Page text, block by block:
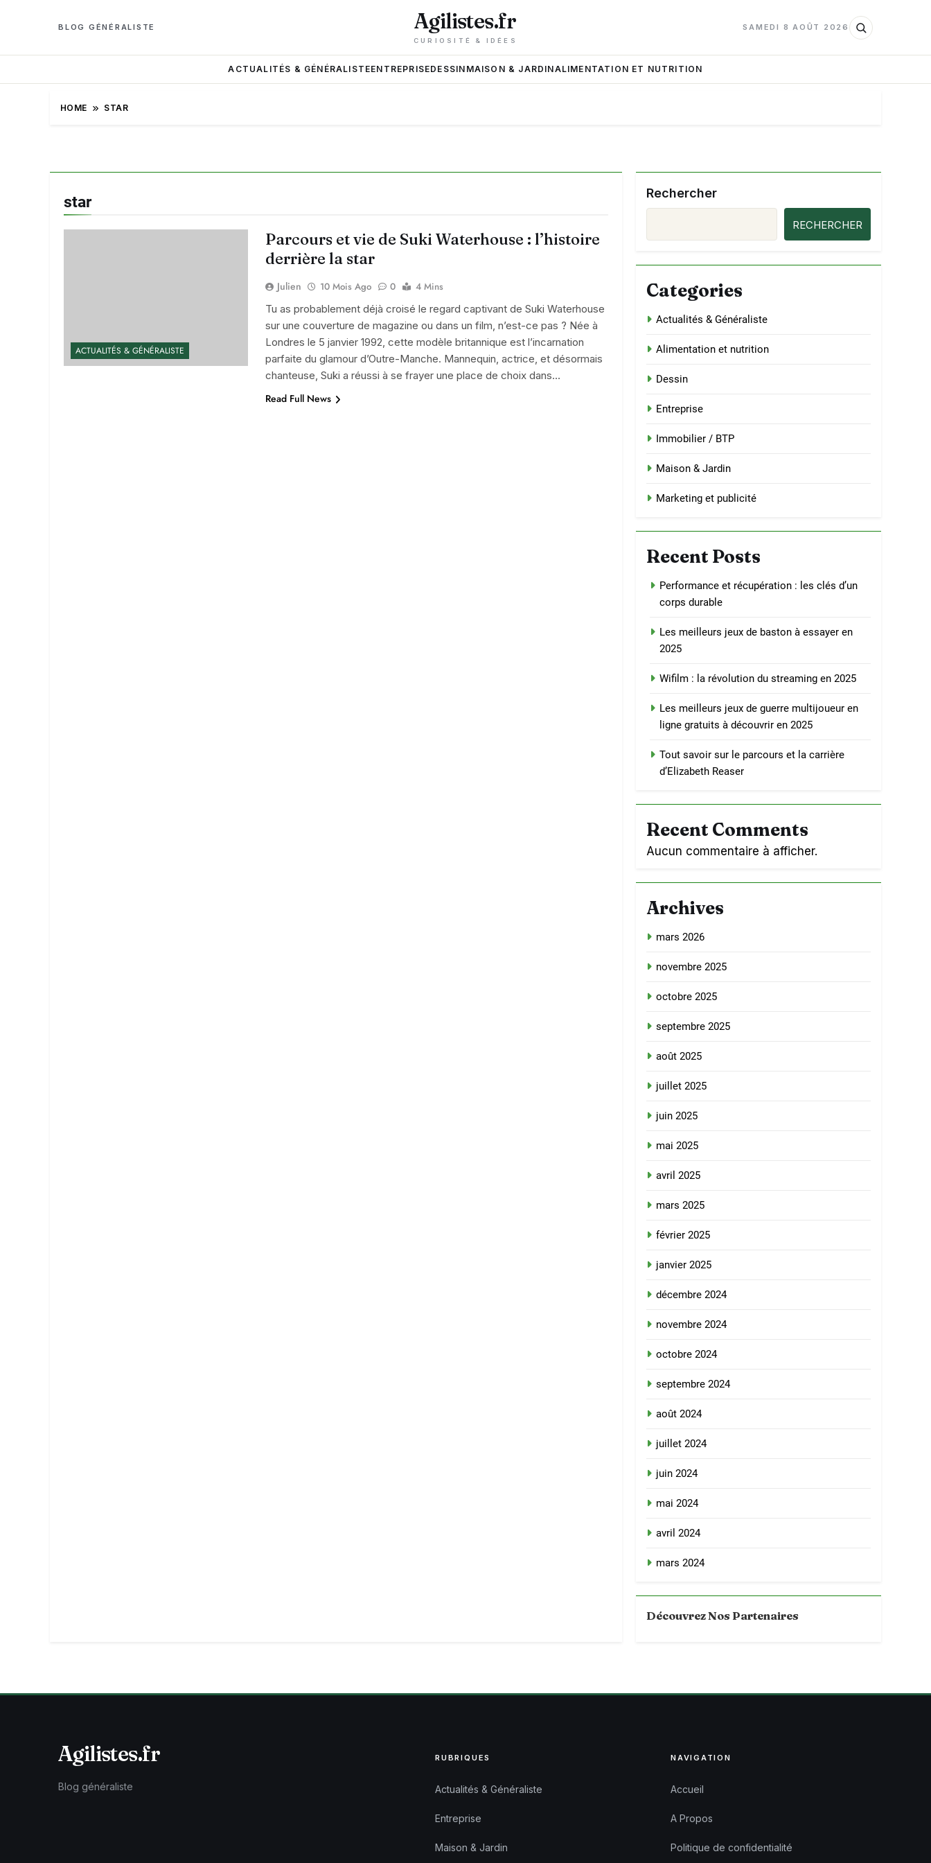
BLOG GÉNÉRALISTE Agilistes.fr
CURIOSITÉ & IDÉES
SAMEDI 8 AOÛT 2026
ACTUALITÉS & GÉNÉRALISTEENTREPRISEDESSIN MAISON & JARDINALIMENTATION ET NUTRITION
HOME STAR
star
ACTUALITÉS & GÉNÉRALISTE
Parcours et vie de Suki Waterhouse : l’histoire
derrière la star
Julien 10 Mois Ago 0
4 Mins
Tu as probablement déjà croisé le regard captivant de Suki Waterhouse
sur une couverture de magazine ou dans un film, n’est-ce pas ? Née à
Londres le 5 janvier 1992, cette modèle britannique est l’incarnation
parfaite du glamour d’Outre-Manche. Mannequin, actrice, et désormais
chanteuse, Suki a réussi à se frayer une place de choix dans…
Read Full News
Rechercher
RECHERCHER
Categories
Actualités & Généraliste
Alimentation et nutrition
Dessin
Entreprise
Immobilier / BTP
Maison & Jardin
Marketing et publicité
Recent Posts
Performance et récupération : les clés d’un
corps durable
Les meilleurs jeux de baston à essayer en
2025
Wifilm : la révolution du streaming en 2025
Les meilleurs jeux de guerre multijoueur en
ligne gratuits à découvrir en 2025
Tout savoir sur le parcours et la carrière
d’Elizabeth Reaser
Recent Comments
Aucun commentaire à afficher.
Archives
mars 2026
novembre 2025
octobre 2025
septembre 2025
août 2025
juillet 2025
juin 2025
mai 2025
avril 2025
mars 2025
février 2025
janvier 2025
décembre 2024
novembre 2024
octobre 2024
septembre 2024
août 2024
juillet 2024
juin 2024
mai 2024
avril 2024
mars 2024
Découvrez Nos Partenaires
Agilistes.fr
Blog généraliste
RUBRIQUES
Actualités & Généraliste
Entreprise
Maison & Jardin
NAVIGATION
Accueil
A Propos
Politique de confidentialité